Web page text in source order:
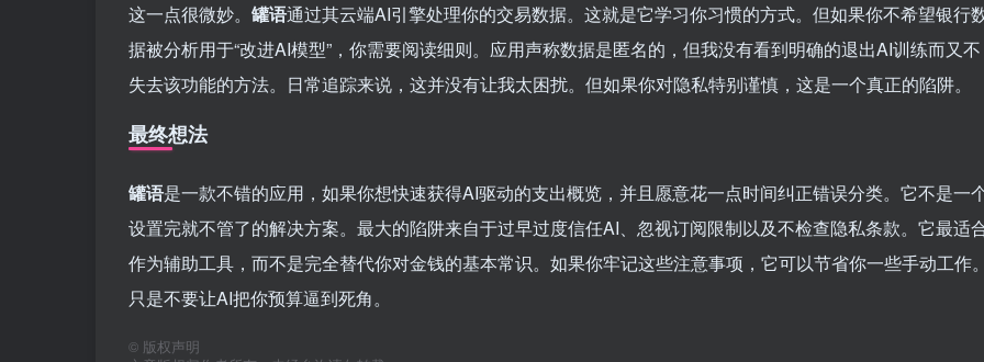
这一点很微妙。 罐语通过其云端AI引擎处理你的交易数据。这就是它学习你习惯的方式。但如果你不希望银行
据被分析用于“改进AI模型”，你需要阅读细则。应用声称数据是匿名的，但我没有看到明确的退出AI训练而又不
失去该功能的方法。日常追踪来说，这并没有让我太困扰。但如果你对隐私特别谨慎，这是一个真正的陷阱。
最终想法
罐语是一款不错的应用，如果你想快速获得AI驱动的支出概览，并且愿意花一点时间纠正错误分类。它不是一
设置完就不管了的解决方案。最大的陷阱来自于过早过度信任AI、忽视订阅限制以及不检查隐私条款。它最适
作为辅助工具，而不是完全替代你对金钱的基本常识。如果你牢记这些注意事项，它可以节省你一些手动工作
只是不要让AI把你预算逼到死角。
© 版权声明